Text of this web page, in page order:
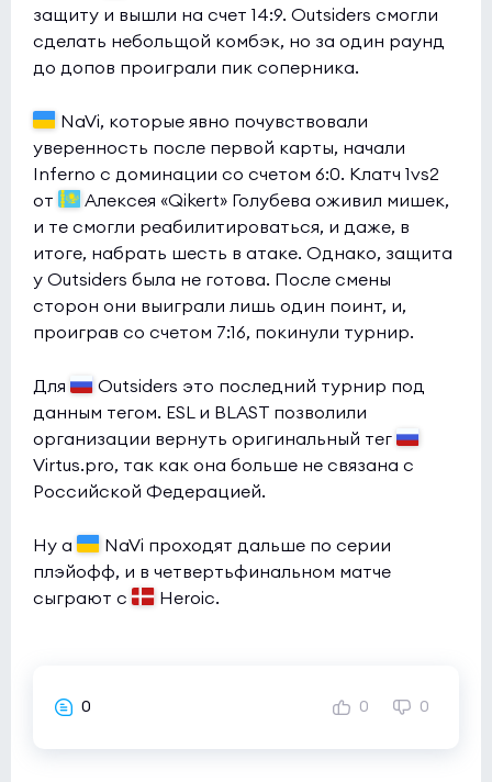
защиту и вышли на счет 14:9. Outsiders смогли
сделать небольщой комбэк, но за один раунд
до допов проиграли пик соперника.
NaVi, которые явно почувствовали
уверенность после первой карты, начали
Inferno c доминации со счетом 6:0. Клатч 1vs2
от
Алексея «Qikert» Голубева оживил мишек,
и те смогли реабилитироваться, и даже, в
итоге, набрать шесть в атаке. Однако, защита
у Outsiders была не готова. После смены
сторон они выиграли лишь один поинт, и,
проиграв со счетом 7:16, покинули турнир.
Для
Outsiders это последний турнир под
данным тегом. ESL и BLAST позволили
организации вернуть оригинальный тег
Virtus.pro, так как она больше не связана с
Российской Федерацией.
Ну а
NaVi проходят дальше по серии
плэйофф, и в четвертьфинальном матче
сыграют с
Heroic.
0 0 0